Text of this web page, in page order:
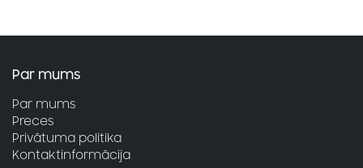
Par mums
Par mums
Preces
Privātuma politika
Kontaktinformācija